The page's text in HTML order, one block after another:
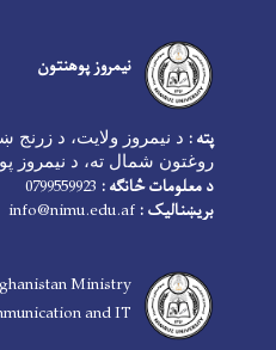
نیمروز پوهنتون
پته :
روغتون شمال ته، د نیمروز
د معلومات څانګه :
بریښنالیک : info@nimu.edu.af
Ministry
and IT